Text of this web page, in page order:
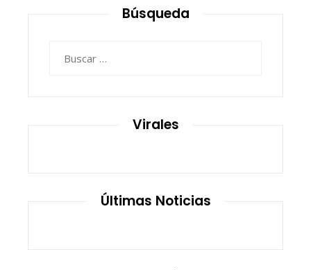
Búsqueda
Virales
Últimas Noticias